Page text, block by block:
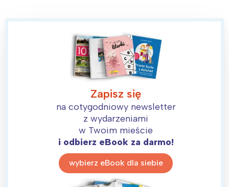
Zapisz się
na cotygodniowy newsletter
z wydarzeniami
w Twoim mieście
i odbierz eBook za darmo!
wybierz eBook dla siebie
Interesują mnie wydarzenia z
tego regionu: